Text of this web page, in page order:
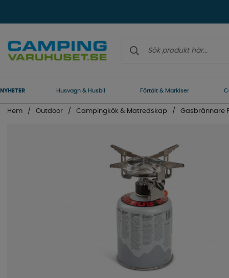
NYHETER Husvagn & Husbil Förtält & Markiser
Hem Outdoor Campingkök & Matredskap Gasbrännare